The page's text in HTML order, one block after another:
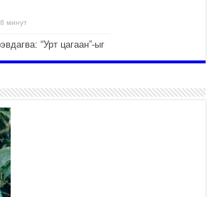
минут
“Урт цагаан”-ыг
минут
төслийн удирдах
боллоо
минут
аас Монгол Улсад
Миньжюанийг хүлээн